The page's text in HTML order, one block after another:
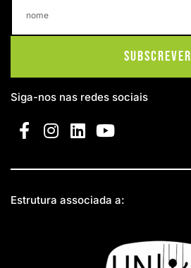
Subscrever
Siga-nos nas redes sociais
Estrutura associada a: